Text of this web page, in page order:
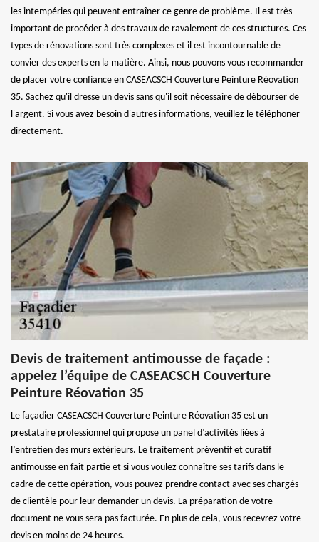
les intempéries qui peuvent entraîner ce genre de problème. Il est très
important de procéder à des travaux de ravalement de ces structures. Ces
types de rénovations sont très complexes et il est incontournable de
convier des experts en la matière. Ainsi, nous pouvons vous recommander
de placer votre confiance en CASEACSCH Couverture Peinture Réovation
35. Sachez qu'il dresse un devis sans qu'il soit nécessaire de débourser de
l'argent. Si vous avez besoin d'autres informations, veuillez le téléphoner
directement.
Devis de traitement antimousse de façade :
appelez l’équipe de CASEACSCH Couverture
Peinture Réovation 35
Le façadier CASEACSCH Couverture Peinture Réovation 35 est un
prestataire professionnel qui propose un panel d’activités liées à
l’entretien des murs extérieurs. Le traitement préventif et curatif
antimousse en fait partie et si vous voulez connaître ses tarifs dans le
cadre de cette opération, vous pouvez prendre contact avec ses chargés
de clientèle pour leur demander un devis. La préparation de votre
document ne vous sera pas facturée. En plus de cela, vous recevrez votre
devis en moins de 24 heures.